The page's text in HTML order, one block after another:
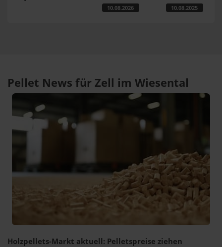
10.08.2026 10.08.2025
Pellet News für Zell im Wiesental
Holzpellets-Markt aktuell: Pelletspreise ziehen